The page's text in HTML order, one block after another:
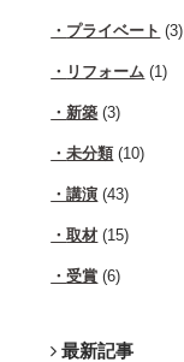
プライベート (3)
リフォーム (1)
新築 (3)
未分類 (10)
講演 (43)
取材 (15)
受賞 (6)
最新記事